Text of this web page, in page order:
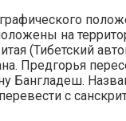
на
(Тибетский
Предгорья
Бангладеш.
с